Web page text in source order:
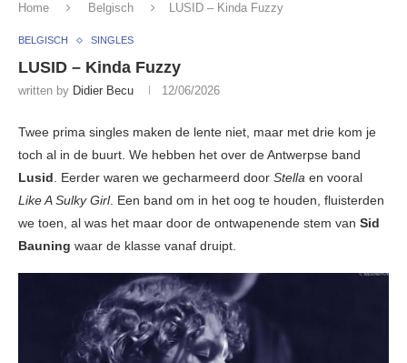
Home Belgisch LUSID – Kinda Fuzzy
BELGISCH SINGLES
LUSID – Kinda Fuzzy
written by Didier Becu 12/06/2026
Twee prima singles maken de lente niet, maar met drie kom je
toch al in de buurt. We hebben het over de Antwerpse band
Lusid. Eerder waren we gecharmeerd door Stella en vooral
Like A Sulky Girl. Een band om in het oog te houden, fluisterden
we toen, al was het maar door de ontwapenende stem van Sid
Bauning waar de klasse vanaf druipt.